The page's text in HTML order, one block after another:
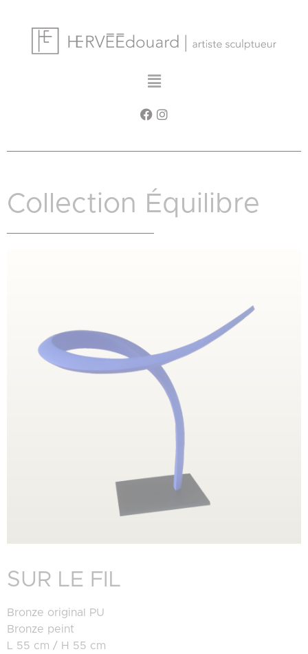
Collection Équilibre
SUR LE FIL
Bronze original PU
Bronze peint
L 55 cm / H 55 cm